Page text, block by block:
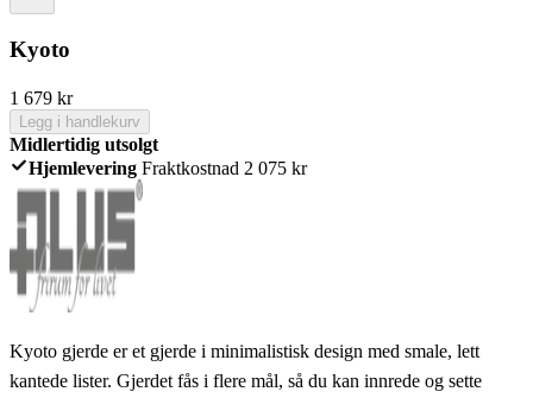
Kyoto
1 679 kr
Legg i handlekurv
Midlertidig utsolgt
Hjemlevering Fraktkostnad 2 075 kr
Kyoto gjerde er et gjerde i minimalistisk design med smale, lett
kantede lister. Gjerdet fås i flere mål, så du kan innrede og sette